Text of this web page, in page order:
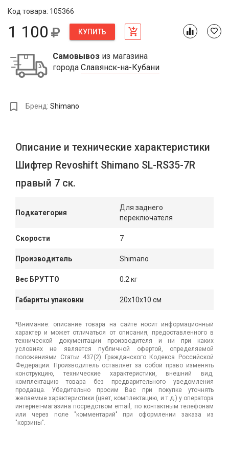
Код товара: 105366
1 100 КУПИТЬ
Самовывоз из магазина
города Славянск-на-Кубани
Бренд: Shimano
Описание и технические характеристики
Шифтер Revoshift Shimano SL-RS35-7R
правый 7 ск.
Подкатегория
Для заднего
переключателя
Скорости 7
Производитель Shimano
Вес БРУТТО 0.2 кг
Габариты упаковки 20x10x10 см
*Внимание: описание товара на сайте носит информационный
характер и может отличаться от описания, предоставленного в
технической документации производителя и ни при каких
условиях не является публичной офертой, определяемой
положениями Статьи 437(2) Гражданского Кодекса Российской
Федерации. Производитель оставляет за собой право изменять
конструкцию, технические характеристики, внешний вид,
комплектацию товара без предварительного уведомления
продавца. Убедительно просим Вас при покупке уточнять
желаемые характеристики (цвет, комплектацию, и т.д.) у оператора
интернет-магазина посредством email, по контактным телефонам
или через поле "комментарий" при оформлении заказа из
"корзины".